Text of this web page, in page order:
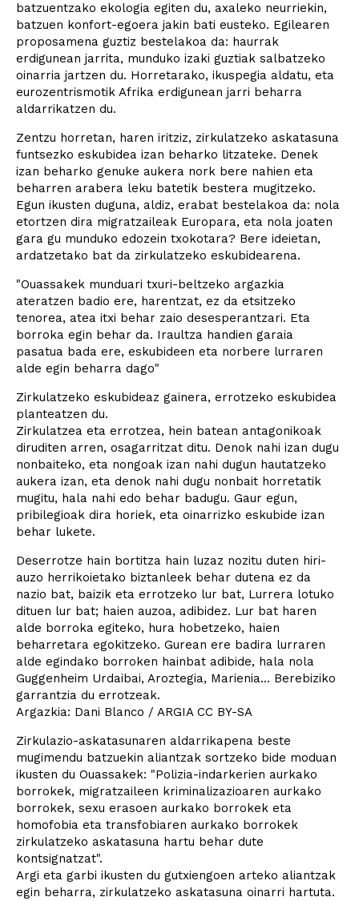
batzuentzako ekologia egiten du, axaleko neurriekin,
batzuen konfort-egoera jakin bati eusteko. Egilearen
proposamena guztiz bestelakoa da: haurrak
erdigunean jarrita, munduko izaki guztiak salbatzeko
oinarria jartzen du. Horretarako, ikuspegia aldatu, eta
eurozentrismotik Afrika erdigunean jarri beharra
aldarrikatzen du.
Zentzu horretan, haren iritziz, zirkulatzeko askatasuna
funtsezko eskubidea izan beharko litzateke. Denek
izan beharko genuke aukera nork bere nahien eta
beharren arabera leku batetik bestera mugitzeko.
Egun ikusten duguna, aldiz, erabat bestelakoa da: nola
etortzen dira migratzaileak Europara, eta nola joaten
gara gu munduko edozein txokotara? Bere ideietan,
ardatzetako bat da zirkulatzeko eskubidearena.
"Ouassakek munduari txuri-beltzeko argazkia
ateratzen badio ere, harentzat, ez da etsitzeko
tenorea, atea itxi behar zaio desesperantzari. Eta
borroka egin behar da. Iraultza handien garaia
pasatua bada ere, eskubideen eta norbere lurraren
alde egin beharra dago"
Zirkulatzeko eskubideaz gainera, errotzeko eskubidea
planteatzen du.
Zirkulatzea eta errotzea, hein batean antagonikoak
diruditen arren, osagarritzat ditu. Denok nahi izan dugu
nonbaiteko, eta nongoak izan nahi dugun hautatzeko
aukera izan, eta denok nahi dugu nonbait horretatik
mugitu, hala nahi edo behar badugu. Gaur egun,
pribilegioak dira horiek, eta oinarrizko eskubide izan
behar lukete.
Deserrotze hain bortitza hain luzaz nozitu duten hiri-
auzo herrikoietako biztanleek behar dutena ez da
nazio bat, baizik eta errotzeko lur bat, Lurrera lotuko
dituen lur bat; haien auzoa, adibidez. Lur bat haren
alde borroka egiteko, hura hobetzeko, haien
beharretara egokitzeko. Gurean ere badira lurraren
alde egindako borroken hainbat adibide, hala nola
Guggenheim Urdaibai, Aroztegia, Marienia... Berebiziko
garrantzia du errotzeak.
Argazkia: Dani Blanco / ARGIA CC BY-SA
Zirkulazio-askatasunaren aldarrikapena beste
mugimendu batzuekin aliantzak sortzeko bide moduan
ikusten du Ouassakek: "Polizia-indarkerien aurkako
borrokek, migratzaileen kriminalizazioaren aurkako
borrokek, sexu erasoen aurkako borrokek eta
homofobia eta transfobiaren aurkako borrokek
zirkulatzeko askatasuna hartu behar dute
kontsignatzat".
Argi eta garbi ikusten du gutxiengoen arteko aliantzak
egin beharra, zirkulatzeko askatasuna oinarri hartuta.